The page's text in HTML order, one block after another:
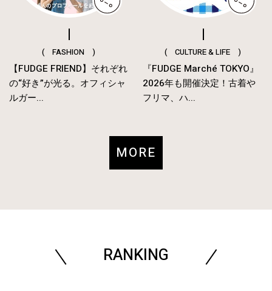
( FASHION )
【FUDGE FRIEND】それぞれ
の“好き”が光る。オフィシャ
ルガー...
( CULTURE & LIFE )
『FUDGE Marché TOKYO』
2026年も開催決定！古着や
フリマ、ハ...
MORE
RANKING